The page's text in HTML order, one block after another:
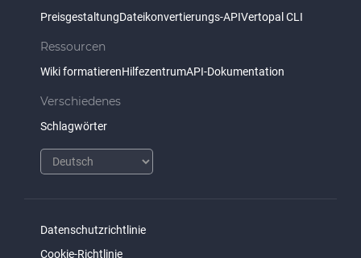
PreisgestaltungDateikonvertierungs-APIVertopal CLI
Ressourcen
Wiki formatierenHilfezentrumAPI-Dokumentation
Verschiedenes
Schlagwörter
Datenschutzrichtlinie
Cookie-Richtlinie